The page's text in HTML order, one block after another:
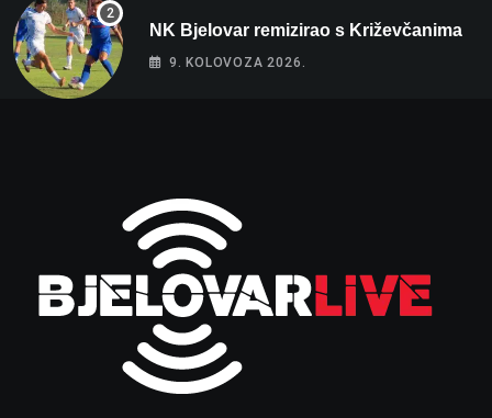
NK Bjelovar remizirao s Križevčanima
9. KOLOVOZA 2026.